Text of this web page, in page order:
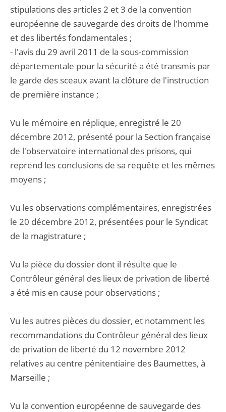
stipulations des articles 2 et 3 de la convention
européenne de sauvegarde des droits de l'homme
et des libertés fondamentales ;
- l'avis du 29 avril 2011 de la sous-commission
départementale pour la sécurité a été transmis par
le garde des sceaux avant la clôture de l'instruction
de première instance ;
Vu le mémoire en réplique, enregistré le 20
décembre 2012, présenté pour la Section française
de l'observatoire international des prisons, qui
reprend les conclusions de sa requête et les mêmes
moyens ;
Vu les observations complémentaires, enregistrées
le 20 décembre 2012, présentées pour le Syndicat
de la magistrature ;
Vu la pièce du dossier dont il résulte que le
Contrôleur général des lieux de privation de liberté
a été mis en cause pour observations ;
Vu les autres pièces du dossier, et notamment les
recommandations du Contrôleur général des lieux
de privation de liberté du 12 novembre 2012
relatives au centre pénitentiaire des Baumettes, à
Marseille ;
Vu la convention européenne de sauvegarde des